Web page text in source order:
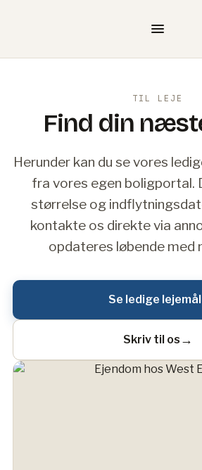
TIL LEJE
Find din
Herunder kan du se vores
fra vores egen boligportal.
størrelse og
kontakte os direkte via
opdateres løbende med
Se ledige lejemål
Skriv til os →